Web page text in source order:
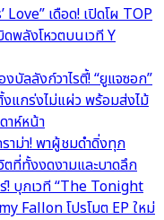
เดือด! เปิดโผ TOP
พลังโหวตบนเวที Y
ลลังก์วาไรตี้! “ยูแจซอก”
แกร่งไม่แผ่ว พร้อมส่งไม้
าห์หน้า
าม่า! พาผู้ชมดำดิ่งทุก
ที่ทั้งงดงามและบาดลึก
ร์! บุกเวที “The Tonight
Fallon โปรโมต EP ใหม่